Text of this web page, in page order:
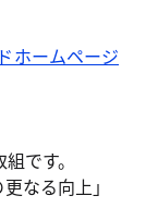
ホームページ
です。
なる向上」